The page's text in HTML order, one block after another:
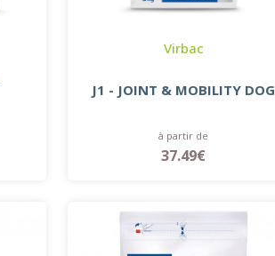
Virbac
J1 - JOINT & MOBILITY DOG
à partir de
37.49€